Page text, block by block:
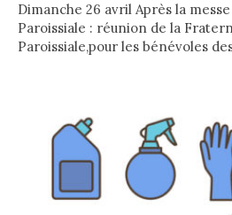
Dimanche 26 avril Après la messe
Paroissiale : réunion de la
Paroissiale,pour les bénévoles